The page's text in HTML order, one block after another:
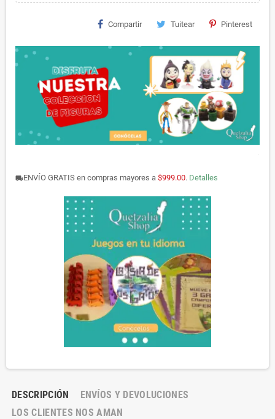
Compartir Tuitear Pinterest
.
local_shippingENVÍO GRATIS en compras mayores a $999.00. Detalles
DESCRIPCIÓN
ENVÍOS Y DEVOLUCIONES
LOS CLIENTES NOS AMAN